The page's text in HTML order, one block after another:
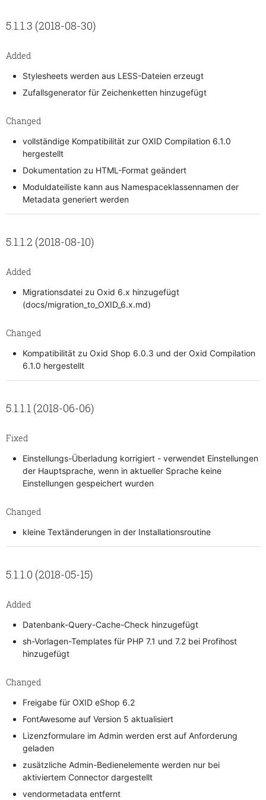
5.1.1.3 (2018-08-30)
Added
Stylesheets werden aus LESS-Dateien erzeugt
Zufallsgenerator für Zeichenketten hinzugefügt
Changed
vollständige Kompatibilität zur OXID Compilation 6.1.0
hergestellt
Dokumentation zu HTML-Format geändert
Moduldateiliste kann aus Namespaceklassennamen der
Metadata generiert werden
5.1.1.2 (2018-08-10)
Added
Migrationsdatei zu Oxid 6.x hinzugefügt
(docs/migration_to_OXID_6.x.md)
Changed
Kompatibilität zu Oxid Shop 6.0.3 und der Oxid Compilation
6.1.0 hergestellt
5.1.1.1 (2018-06-06)
Fixed
Einstellungs-Überladung korrigiert - verwendet Einstellungen
der Hauptsprache, wenn in aktueller Sprache keine
Einstellungen gespeichert wurden
Changed
kleine Textänderungen in der Installationsroutine
5.1.1.0 (2018-05-15)
Added
Datenbank-Query-Cache-Check hinzugefügt
sh-Vorlagen-Templates für PHP 7.1 und 7.2 bei Profihost
hinzugefügt
Changed
Freigabe für OXID eShop 6.2
FontAwesome auf Version 5 aktualisiert
Lizenzformulare im Admin werden erst auf Anforderung
geladen
zusätzliche Admin-Bedienelemente werden nur bei
aktiviertem Connector dargestellt
vendormetadata entfernt